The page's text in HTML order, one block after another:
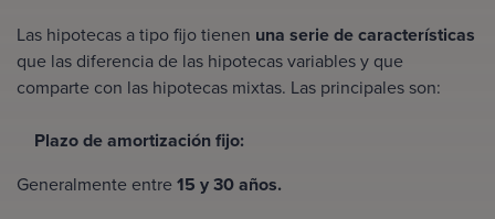
Las hipotecas a tipo fijo tienen una serie de características
que las diferencia de las hipotecas variablesy que
comparte con las hipotecas mixtas. Las principales son:
Plazo de amortización fijo:
Generalmente entre15 y 30 años.